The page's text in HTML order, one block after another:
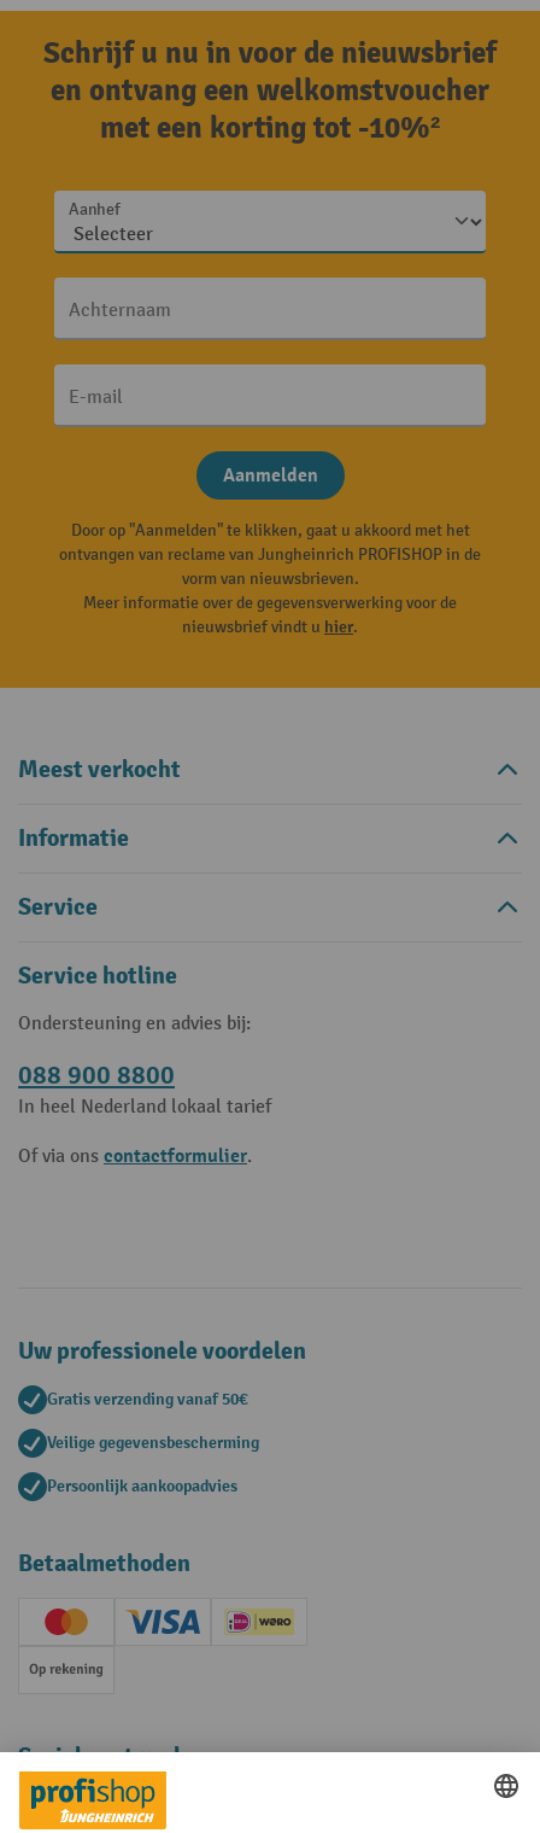
Schrijf u nu in voor de nieuwsbrief
en ontvang een welkomstvoucher
met een korting tot -10%²
Aanhef
Achternaam
E-mail
Aanmelden
Door op "Aanmelden" te klikken, gaat u akkoord met het
ontvangen van reclame van Jungheinrich PROFISHOP in de
vorm van nieuwsbrieven.
Meer informatie over de gegevensverwerking voor de
nieuwsbrief vindt u hier.
Meest verkocht
Informatie
Service
Service hotline
Ondersteuning en advies bij:
088 900 8800
In heel Nederland lokaal tarief
Of via ons contactformulier.
Uw professionele voordelen
Gratis verzending vanaf 50€
Veilige gegevensbescherming
Persoonlijk aankoopadvies
Betaalmethoden
Creditcard (Master)Creditcard (Visa)iDEAL | Wero
Op rekening
Sociale netwerken
Facebook
YouTube
LinkedInInstagram